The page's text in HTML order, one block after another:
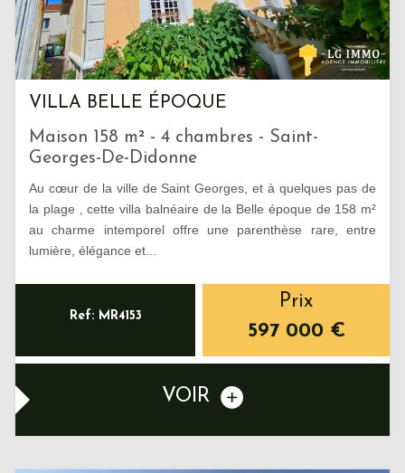
VILLA BELLE ÉPOQUE
Maison 158 m² - 4 chambres - Saint-
Georges-De-Didonne
Au cœur de la ville de Saint Georges, et à quelques pas de
la plage , cette villa balnéaire de la Belle époque de 158 m²
au charme intemporel offre une parenthèse rare, entre
lumière, élégance et...
Ref: MR4153
Prix
597 000 €
VOIR